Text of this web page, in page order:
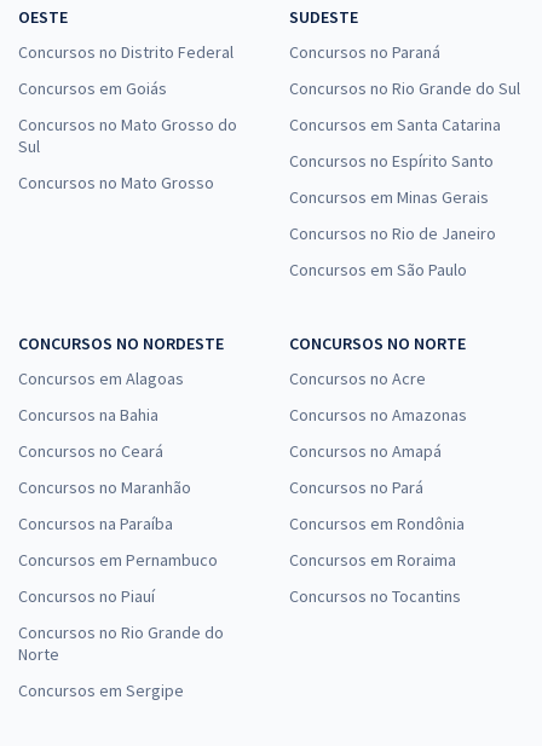
OESTE
Concursos no Distrito Federal
Concursos em Goiás
Concursos no Mato Grosso do
Sul
Concursos no Mato Grosso
SUDESTE
Concursos no Paraná
Concursos no Rio Grande do Sul
Concursos em Santa Catarina
Concursos no Espírito Santo
Concursos em Minas Gerais
Concursos no Rio de Janeiro
Concursos em São Paulo
CONCURSOS NO NORDESTE
Concursos em Alagoas
Concursos na Bahia
Concursos no Ceará
Concursos no Maranhão
Concursos na Paraíba
Concursos em Pernambuco
Concursos no Piauí
Concursos no Rio Grande do
Norte
Concursos em Sergipe
CONCURSOS NO NORTE
Concursos no Acre
Concursos no Amazonas
Concursos no Amapá
Concursos no Pará
Concursos em Rondônia
Concursos em Roraima
Concursos no Tocantins